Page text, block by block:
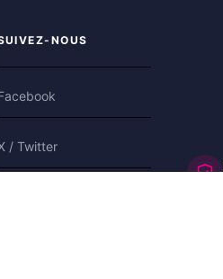
NOUS
/ Twitter